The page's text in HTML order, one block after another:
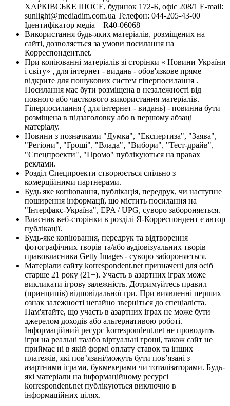
ХАРКІВСЬКЕ ШОСЕ, будинок 172-Б, офіс 208/1 E-mail:
sunlight@mediadim.com.ua Телефон: 044-205-43-00
Ідентифікатор медіа – R40-06068
Використання будь-яких матеріалів, розміщених на
сайті, дозволяється за умови посилання на
Корреспондент.net.
При копіюванні матеріалів зі сторінки « Новини України
і світу» , для інтернет - видань - обов'язкове пряме
відкрите для пошукових систем гіперпосилання .
Посилання має бути розміщена в незалежності від
повного або часткового використання матеріалів.
Гіперпосилання ( для інтернет - видань) - повинна бути
розміщена в підзаголовку або в першому абзаці
матеріалу.
Новини з позначками "Думка", "Експертиза", "Заява",
"Регіони", "Гроші", "Влада", "Вибори", "Тест-драйв",
"Спецпроекти", "Промо" публікуються на правах
реклами.
Розділ Спецпроекти створюється спільно з
комерційними партнерами.
Будь яке копіювання, публікація, передрук, чи наступне
поширення інформації, що містить посилання на
"Інтерфакс-Україна", EPA / UPG, суворо забороняється.
Власник веб-сторінки в розділі Я-Корреспондент є автор
публікації.
Будь-яке копіювання, передрук та відтворення
фотографічних творів та/або аудіовізуальних творів
правовласника Getty Images - суворо забороняється.
Матеріали сайту korrespondent.net призначені для осіб
старше 21 року (21+). Участь в азартних іграх може
викликати ігрову залежність. Дотримуйтесь правил
(принципів) відповідальної гри. При виявленні перших
ознак залежності негайно зверніться до спеціаліста.
Пам'ятайте, що участь в азартних іграх не може бути
джерелом доходів або альтернативою роботі.
Інформаційний ресурс korrespondent.net не проводить
ігри на реальні та/або віртуальні гроші, також сайт не
приймає ні в якій формі оплату ставок та інших
платежів, які пов’язані/можуть бути пов’язані з
азартними іграми, букмекерами чи тоталізаторами. Будь-
які матеріали на інформаційному ресурсі
korrespondent.net публікуються виключно в
інформаційних цілях.